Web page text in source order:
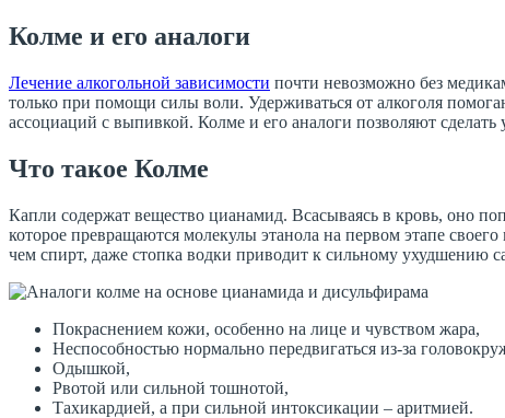
Колме и его аналоги
Лечение алкогольной зависимости почти невозможно без
только при помощи силы воли. Удерживаться от алкоголя
ассоциаций с выпивкой. Колме и его аналоги позволяют
Что такое Колме
Капли содержат вещество цианамид. Всасываясь в кровь, оно
которое превращаются молекулы этанола на первом этапе
чем спирт, даже стопка водки приводит к сильному ухудшению
Покраснением кожи, особенно на лице и чувством жара,
Неспособностью нормально передвигаться из-за
Одышкой,
Рвотой или сильной тошнотой,
Тахикардией, а при сильной интоксикации – аритмией.